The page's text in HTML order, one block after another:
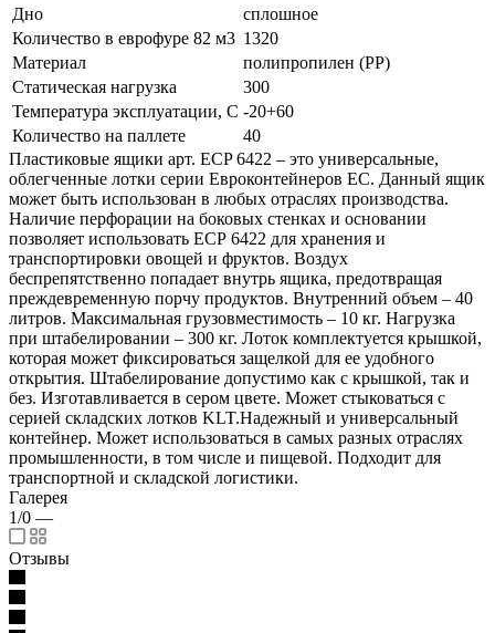
Дно
сплошное
Количество в еврофуре 82 м3 1320
Материал
полипропилен (PP)
Статическая нагрузка
300
Температура эксплуатации, С -20+60
Количество на паллете
40
Пластиковые ящики арт. ECP 6422 – это универсальные,
облегченные лотки серии Евроконтейнеров EC. Данный ящик
может быть использован в любых отраслях производства.
Наличие перфорации на боковых стенках и основании
позволяет использовать ЕСР 6422 для хранения и
транспортировки овощей и фруктов. Воздух
беспрепятственно попадает внутрь ящика, предотвращая
преждевременную порчу продуктов. Внутренний объем – 40
литров. Максимальная грузовместимость – 10 кг. Нагрузка
при штабелировании – 300 кг. Лоток комплектуется крышкой,
которая может фиксироваться защелкой для ее удобного
открытия. Штабелирование допустимо как с крышкой, так и
без. Изготавливается в сером цвете. Может стыковаться с
серией складских лотков KLT.Надежный и универсальный
контейнер. Может использоваться в самых разных отраслях
промышленности, в том числе и пищевой. Подходит для
транспортной и складской логистики.
Галерея
1/0 —
Отзывы